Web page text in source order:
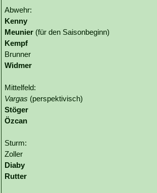
Abwehr:
Kenny
Meunier (für den Saisonbeginn)
Kempf
Brunner
Widmer
Mittelfeld:
Vargas (perspektivisch)
Stöger
Özcan
Sturm:
Zoller
Diaby
Rutter